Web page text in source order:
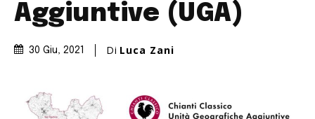
Aggiuntive (UGA)
30 Giu, 2021 Di Luca Zani